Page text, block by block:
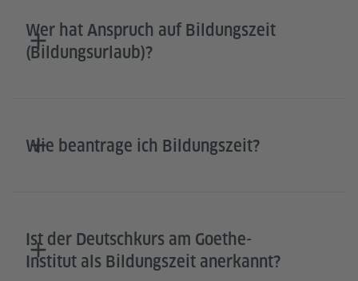
Wer hat Anspruch auf Bildungszeit
(Bildungsurlaub)?
Wie beantrage ich Bildungszeit?
Ist der Deutschkurs am Goethe-
Institut als Bildungszeit anerkannt?